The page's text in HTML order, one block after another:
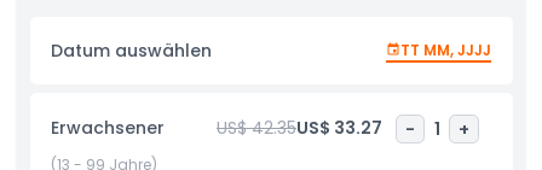
längste Wasserrutsche. Für Nervenkitzelliebhaber bietet der
Aqualoop eine herzrasende Fahrt mit schnellen Drehungen
Spaß sucht, kann sich im AquaCourse messen oder im
Adventure Zone den High-Tech-Surfsimulator
ausprobieren. Der Vana Nava Hua Hin Wasserpark bietet
Datum auswählen TT MM, JJJJ
Erwachsener US$ 42.35US$ 33.27 - 1 +
(13 - 99 Jahre)